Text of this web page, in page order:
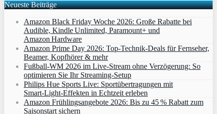
Neueste Beiträge
Amazon Black Friday Woche 2026: Große Rabatte bei
Audible, Kindle Unlimited, Paramount+ und
Amazon Hardware
Amazon Prime Day 2026: Top-Technik-Deals für Fernseher,
Beamer, Kopfhörer & mehr
Fußball-WM 2026 im Live-Stream ohne Verzögerung: So
optimieren Sie Ihr Streaming-Setup
Philips Hue Sports Live: Sportübertragungen mit
Smart‑Light‑Effekten in Echtzeit erleben
Amazon Frühlingsangebote 2026: Bis zu 45 % Rabatt zum
Saisonstart sichern